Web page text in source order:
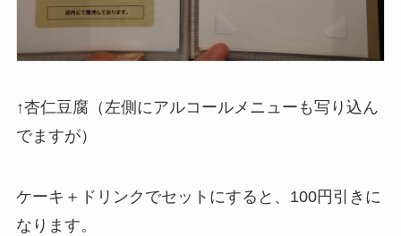
↑杏仁豆腐（左側にアルコールメニューも写り込ん
でますが）
ケーキ＋ドリンクでセットにすると、100円引きに
なります。